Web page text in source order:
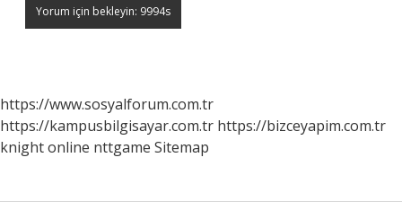
https://www.sosyalforum.com.tr
https://kampusbilgisayar.com.tr https://bizceyapim.com.tr
knight online nttgame Sitemap